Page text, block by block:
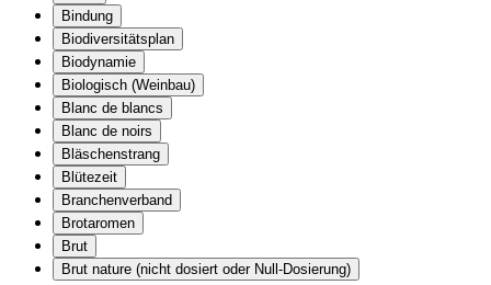
Bindung
Biodiversitätsplan
Biodynamie
Biologisch (Weinbau)
Blanc de blancs
Blanc de noirs
Bläschenstrang
Blütezeit
Branchenverband
Brotaromen
Brut
Brut nature (nicht dosiert oder Null-Dosierung)